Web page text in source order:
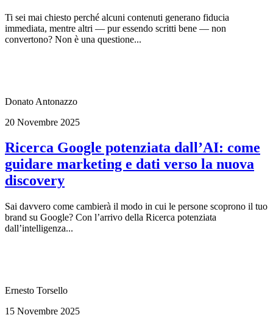
Ti sei mai chiesto perché alcuni contenuti generano fiducia
immediata, mentre altri — pur essendo scritti bene — non
convertono? Non è una questione...
Donato Antonazzo
20 Novembre 2025
Ricerca Google potenziata dall’AI: come
guidare marketing e dati verso la nuova
discovery
Sai davvero come cambierà il modo in cui le persone scoprono il tuo
brand su Google? Con l’arrivo della Ricerca potenziata
dall’intelligenza...
Ernesto Torsello
15 Novembre 2025